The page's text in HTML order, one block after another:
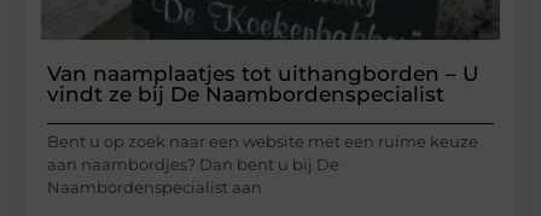
Van naamplaatjes tot uithangborden – U
vindt ze bij De Naambordenspecialist
Bent u op zoek naar een website met een ruime keuze
aan naambordjes? Dan bent u bij De
Naambordenspecialist aan